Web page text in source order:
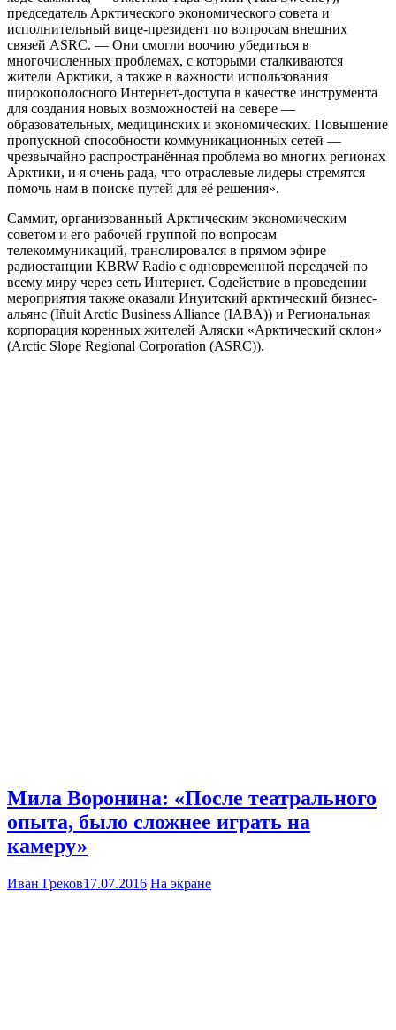
председатель Арктического экономического совета и
исполнительный вице-президент по вопросам внешних
связей ASRC. — Они смогли воочию убедиться в
многочисленных проблемах, с которыми сталкиваются
жители Арктики, а также в важности использования
широкополосного Интернет-доступа в качестве инструмента
для создания новых возможностей на севере —
образовательных, медицинских и экономических. Повышение
пропускной способности коммуникационных сетей —
чрезвычайно распространённая проблема во многих регионах
Арктики, и я очень рада, что отраслевые лидеры стремятся
помочь нам в поиске путей для её решения».
Саммит, организованный Арктическим экономическим
советом и его рабочей группой по вопросам
телекоммуникаций, транслировался в прямом эфире
радиостанции KBRW Radio с одновременной передачей по
всему миру через сеть Интернет. Содействие в проведении
мероприятия также оказали Инуитский арктический бизнес-
альянс (Iñuit Arctic Business Alliance (IABA)) и Региональная
корпорация коренных жителей Аляски «Арктический склон»
(Arctic Slope Regional Corporation (ASRC)).
Мила Воронина: «После театрального
опыта, было сложнее играть на
камеру»
Иван Греков17.07.2016 На экране